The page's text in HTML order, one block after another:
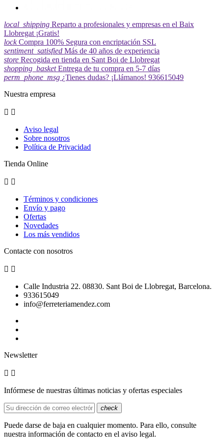
local_shipping Reparto a profesionales y empresas en el Baix
Llobregat ¡Gratis!
lock Compra 100% Segura con encriptación SSL
sentiment_satisfied Más de 40 años de experiencia
store Recogida en tienda en Sant Boi de Llobregat
shopping_basket Entrega de tu compra en 5-7 días
perm_phone_msg ¿Tienes dudas? ¡Llámanos! 936615049
Nuestra empresa
 
Aviso legal
Sobre nosotros
Política de Privacidad
Tienda Online
 
Términos y condiciones
Envío y pago
Ofertas
Novedades
Los más vendidos
Contacte con nosotros
 
Calle Industria 22. 08830. Sant Boi de Llobregat, Barcelona.
933615049
info@ferreteriamendez.com
Newsletter
 
Infórmese de nuestras últimas noticias y ofertas especiales
check
Puede darse de baja en cualquier momento. Para ello, consulte
nuestra información de contacto en el aviso legal.